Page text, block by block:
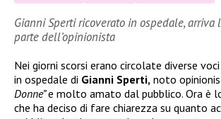
Gianni Sperti ricoverato in ospedale, arriva
parte dell’opinionista
Nei giorni scorsi erano circolate diverse
in ospedale di Gianni Sperti, noto
Donne”e molto amato dal pubblico. Ora è
che ha deciso di fare chiarezza su quanto